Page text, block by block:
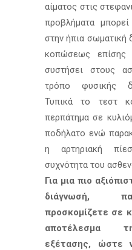
αίματος στις
προβλήματα
στην ήπια σωματική
κοπώσεως
συστήσει στους
τρόπο φυσικής
Τυπικά το τεστ
περπάτημα σε
ποδήλατο ενώ
η αρτηριακή
συχνότητα του
Για μια πιο
διάγνωσή,
προσκομίζετε σε
αποτέλεσμα
εξέτασης, ώστε